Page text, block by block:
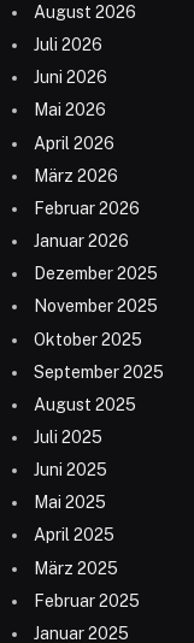
August 2026
Juli 2026
Juni 2026
Mai 2026
April 2026
März 2026
Februar 2026
Januar 2026
Dezember 2025
November 2025
Oktober 2025
September 2025
August 2025
Juli 2025
Juni 2025
Mai 2025
April 2025
März 2025
Februar 2025
Januar 2025